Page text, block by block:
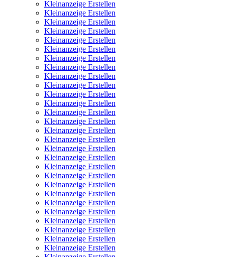
Kleinanzeige Erstellen
Kleinanzeige Erstellen
Kleinanzeige Erstellen
Kleinanzeige Erstellen
Kleinanzeige Erstellen
Kleinanzeige Erstellen
Kleinanzeige Erstellen
Kleinanzeige Erstellen
Kleinanzeige Erstellen
Kleinanzeige Erstellen
Kleinanzeige Erstellen
Kleinanzeige Erstellen
Kleinanzeige Erstellen
Kleinanzeige Erstellen
Kleinanzeige Erstellen
Kleinanzeige Erstellen
Kleinanzeige Erstellen
Kleinanzeige Erstellen
Kleinanzeige Erstellen
Kleinanzeige Erstellen
Kleinanzeige Erstellen
Kleinanzeige Erstellen
Kleinanzeige Erstellen
Kleinanzeige Erstellen
Kleinanzeige Erstellen
Kleinanzeige Erstellen
Kleinanzeige Erstellen
Kleinanzeige Erstellen